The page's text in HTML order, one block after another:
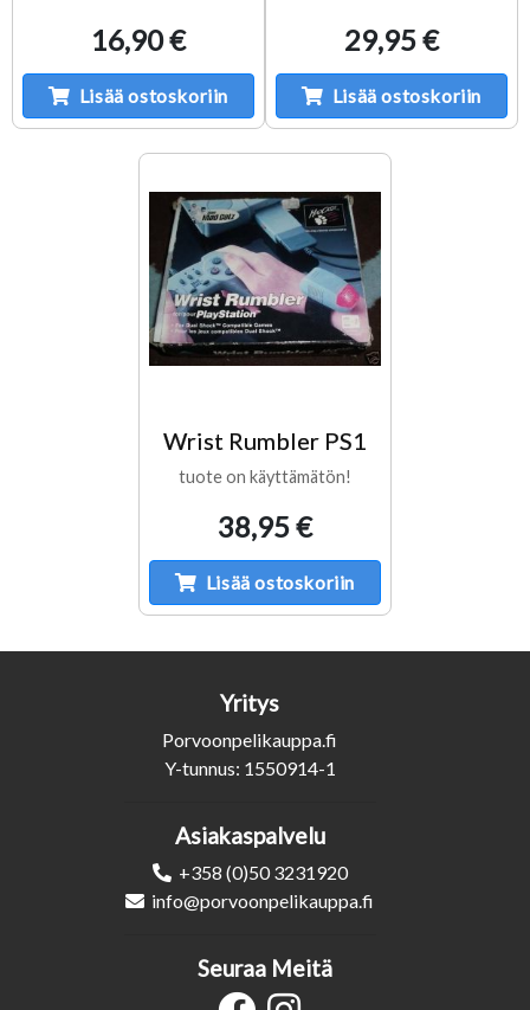
16,90 €
Lisää ostoskoriin
29,95 €
Lisää ostoskoriin
Wrist Rumbler PS1
tuote on käyttämätön!
38,95 €
Lisää ostoskoriin
Yritys
Porvoonpelikauppa.fi
Y-tunnus: 1550914-1
Asiakaspalvelu
+358 (0)50 3231920
info@porvoonpelikauppa.fi
Seuraa Meitä